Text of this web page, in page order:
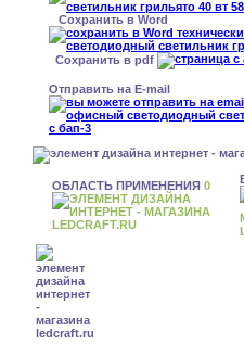
Сохранить в Word
Сохранить в pdf
Отправить на E-mail
ОБЛАСТЬ ПРИМЕНЕНИЯ 0